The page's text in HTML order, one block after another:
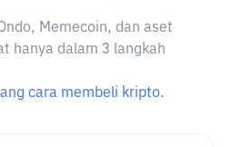
Memecoin, dan aset
hanya dalam 3 langkah
cara membeli kripto.